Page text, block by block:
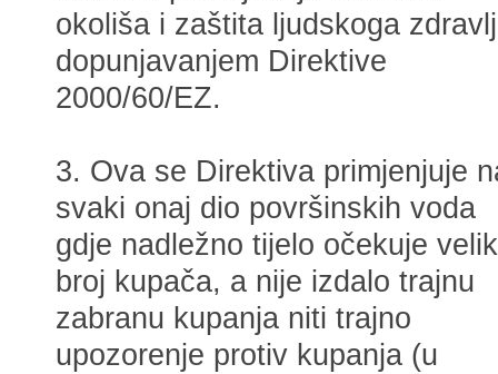
okoliša i zaštita ljudskoga
dopunjavanjem Direktive
2000/60/EZ.
3. Ova se Direktiva primjenjuje
svaki onaj dio površinskih voda
gdje nadležno tijelo očekuje velik
broj kupača, a nije izdalo trajnu
zabranu kupanja niti trajno
upozorenje protiv kupanja (u